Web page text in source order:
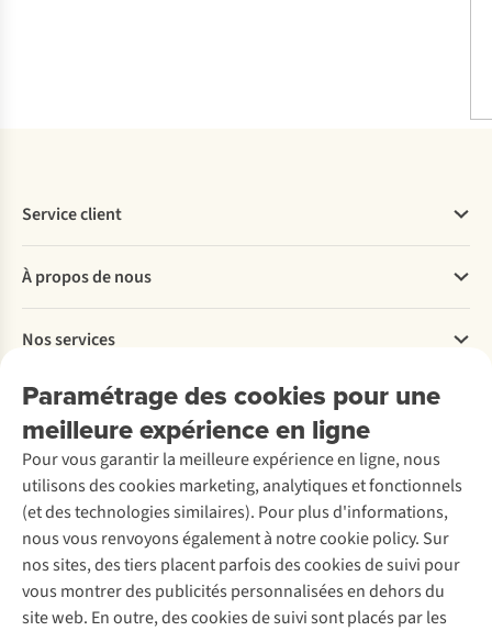
Paramétrage des cookies pour une
meilleure expérience en ligne
Pour vous garantir la meilleure expérience en ligne, nous
utilisons des cookies marketing, analytiques et fonctionnels
(et des technologies similaires). Pour plus d'informations,
nous vous renvoyons également à notre cookie policy. Sur
nos sites, des tiers placent parfois des cookies de suivi pour
vous montrer des publicités personnalisées en dehors du
site web. En outre, des cookies de suivi sont placés par les
Service client
Commander
Payer
Livraison
Rétractation d'une commande
Entretien & réparations
Garantie
Contactez-nous
À propos de nous
Explore More
À propos d’Ayacucho
Nos magasins
À propos d’A.S.Adventure
Déclaration d'accessibilité
Nos services
Location / Location sports d’hiver
Entretien de ski
Service de lavage
Entretien de chaussures
Réparation de chaussures
Réparation de vêtements
Retouches
Pour les entreprises
Découvrez
A.S.Magazine
Explore Camp
Gear Check
Expertise & conseils
Abonnez-vous à la newsletter
Suivez-nous